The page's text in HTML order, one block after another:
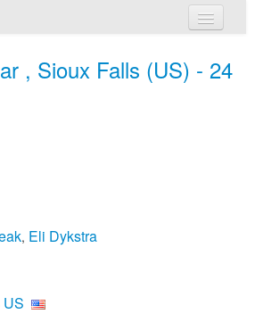
, Sioux Falls (US) - 24
, Eli Dykstra